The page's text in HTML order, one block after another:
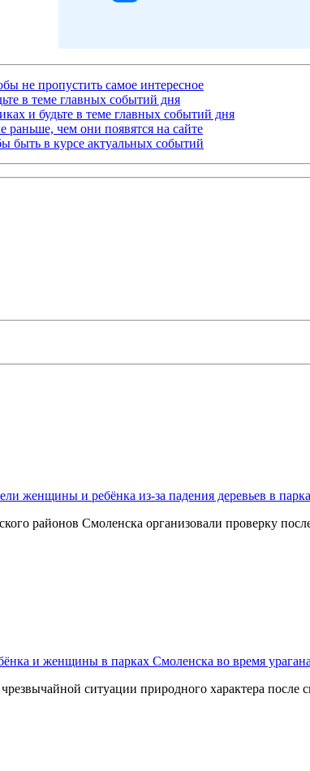
не пропустить самое интересное
в теме главных событий дня
и будьте в теме главных событий дня
раньше, чем они появятся на сайте
быть в курсе актуальных событий
женщины и ребёнка из-за падения деревьев в
районов Смоленска организовали проверку
и женщины в парках Смоленска во время
ситуации природного характера